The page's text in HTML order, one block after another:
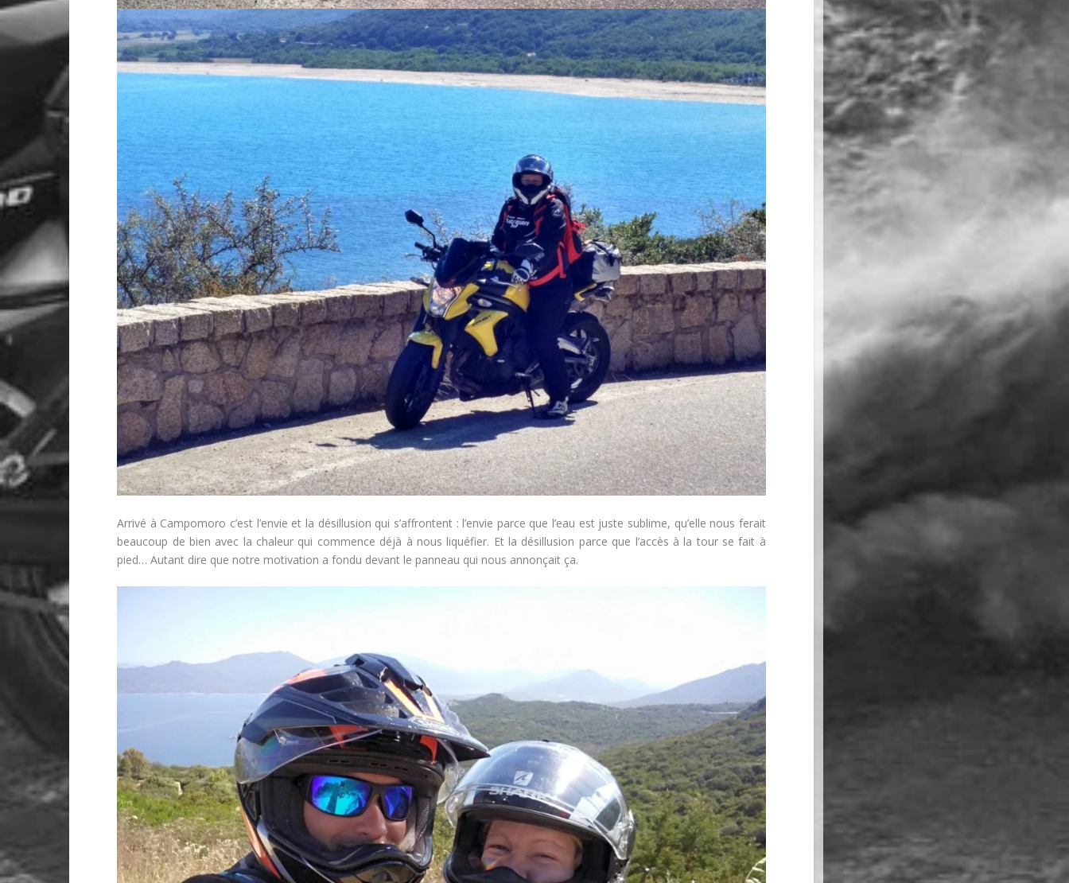
Arrivé à Campomoro c’est l’envie et la désillusion qui s’affrontent : l’envie parce que l’eau est juste sublime, qu’elle nous ferait
beaucoup de bien avec la chaleur qui commence déjà à nous liquéfier. Et la désillusion parce que l’accès à la tour se fait à
pied… Autant dire que notre motivation a fondu devant le panneau qui nous annonçait ça.